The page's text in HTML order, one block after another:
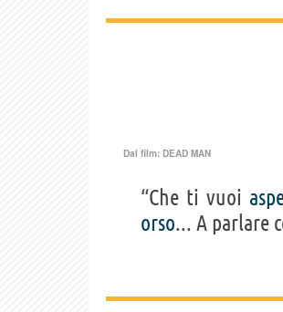
Dal film: DEAD MAN
“Che ti vuoi
orso... A parlare